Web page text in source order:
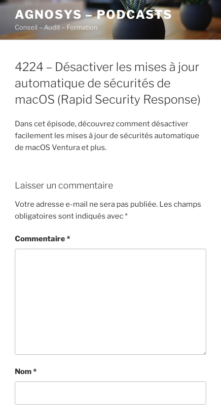
Aller
contenu
principal
AGNOSYS – PODCASTS
Conseil – Audit – Formation
4224 – Désactiver les mises à jour
automatique de sécurités de
macOS (Rapid Security Response)
Dans cet épisode, découvrez comment désactiver
facilement les mises à jour de sécurités automatique
de macOS Ventura et plus.
Laisser un commentaire
Votre adresse e-mail ne sera pas publiée. Les champs
obligatoires sont indiqués avec*
Commentaire*
Nom*